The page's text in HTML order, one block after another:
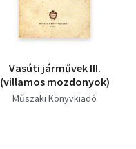
Vasúti járművek III.
(villamos mozdonyok)
Műszaki Könyvkiadó